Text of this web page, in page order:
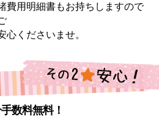
費用明細書もお持ちしますので
心くださいませ。
数料無料！